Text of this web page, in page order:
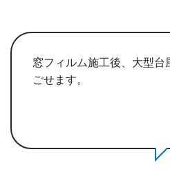
窓フィルム施工後、大型台
ごせます。